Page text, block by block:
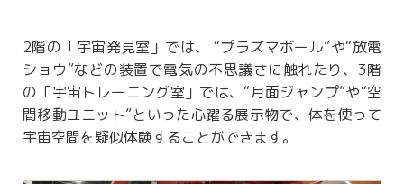
2階の「宇宙発見室」では、 “プラズマボール”や“放電
ショウ”などの装置で電気の不思議さに触れたり、3階
の「宇宙トレーニング室」では、“月面ジャンプ”や“空
間移動ユニット”といった心躍る展示物で、体を使って
宇宙空間を疑似体験することができます。